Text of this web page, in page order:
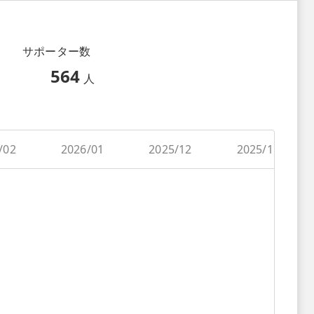
サポーター数
564 人
02 2026/01 2025/12 2025/11